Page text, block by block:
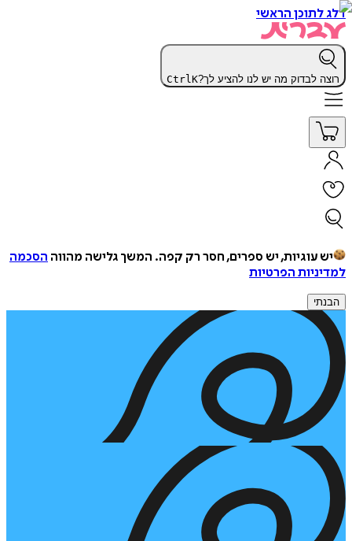
דלג לתוכן הראשי
רוצה לבדוק מה יש לנו להציע לך? CtrlK
יש עוגיות, יש ספרים, חסר רק קפה. המשך גלישה מהווה הסכמה
למדיניות הפרטיות
הבנתי